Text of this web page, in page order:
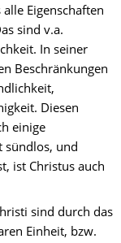
Eigenschaften
sind v.a.
In seiner
Beschränkungen
Diesen
einige
sündlos, und
ist Christus auch
sind durch das
Einheit, bzw.